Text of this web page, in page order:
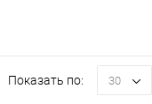
Показать по: 30